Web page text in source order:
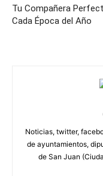
Tu Compañera
Cada Época del Año
Noticias, twitter,
de ayuntamientos,
de San Juan